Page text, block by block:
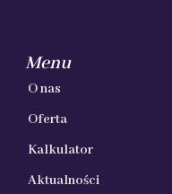
Menu
O nas
Oferta
Kalkulator
Aktualności